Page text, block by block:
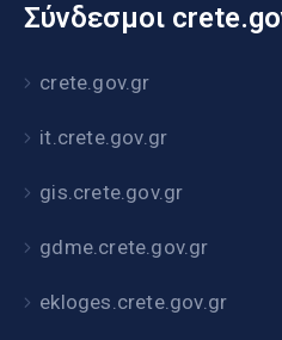
Σύνδεσμοι
crete.gov.gr
it.crete.gov.gr
gis.crete.gov.gr
gdme.crete.gov.gr
ekloges.crete.gov.gr